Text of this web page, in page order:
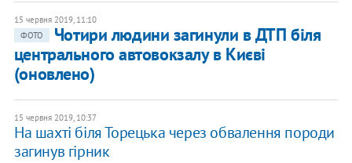
15 червня 2019, 11:10
ФОТО
Чотири людини загинули в ДТП біля
центрального автовокзалу в Києві
(оновлено)
15 червня 2019, 10:37
На шахті біля Торецька через обвалення породи
загинув гірник